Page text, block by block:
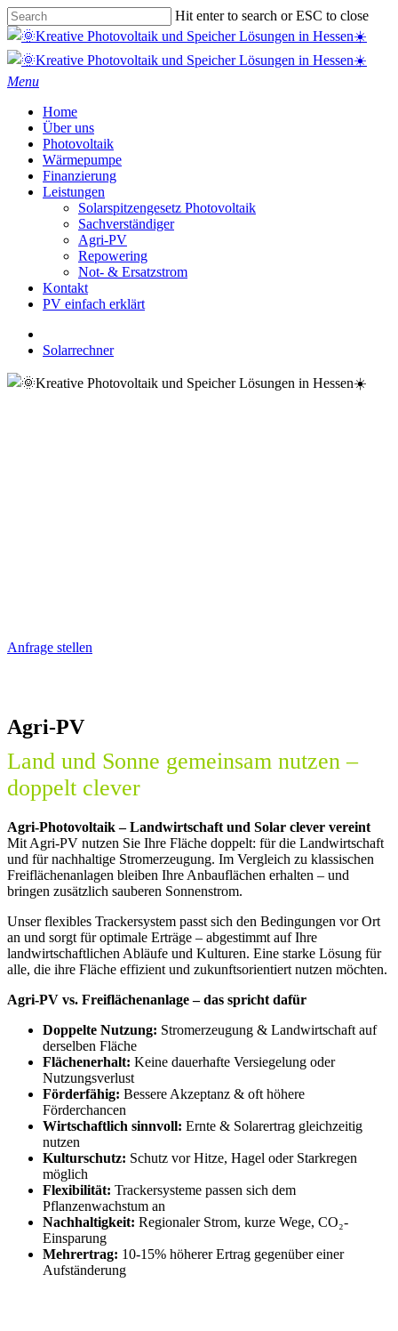
Skip
to
main
content
Hit enter to search or ESC to close
Close
Search
Menu
Home
Über uns
Photovoltaik
Wärmepumpe
Finanzierung
Leistungen
Solarspitzengesetz Photovoltaik
Sachverständiger
Agri-PV
Repowering
Not- & Ersatzstrom
Kontakt
PV einfach erklärt
Solarrechner
Anfrage stellen
Agri-PV
Land und Sonne gemeinsam nutzen –
doppelt clever
Agri-Photovoltaik – Landwirtschaft und Solar clever vereint
Mit Agri-PV nutzen Sie Ihre Fläche doppelt: für die Landwirtschaft
und für nachhaltige Stromerzeugung. Im Vergleich zu klassischen
Freiflächenanlagen bleiben Ihre Anbauflächen erhalten – und
bringen zusätzlich sauberen Sonnenstrom.
Unser flexibles Trackersystem passt sich den Bedingungen vor Ort
an und sorgt für optimale Erträge – abgestimmt auf Ihre
landwirtschaftlichen Abläufe und Kulturen. Eine starke Lösung für
alle, die ihre Fläche effizient und zukunftsorientiert nutzen möchten.
Agri-PV vs. Freiflächenanlage – das spricht dafür
Doppelte Nutzung: Stromerzeugung & Landwirtschaft auf
derselben Fläche
Flächenerhalt: Keine dauerhafte Versiegelung oder
Nutzungsverlust
Förderfähig: Bessere Akzeptanz & oft höhere
Förderchancen
Wirtschaftlich sinnvoll: Ernte & Solarertrag gleichzeitig
nutzen
Kulturschutz: Schutz vor Hitze, Hagel oder Starkregen
möglich
Flexibilität: Trackersysteme passen sich dem
Pflanzenwachstum an
Nachhaltigkeit: Regionaler Strom, kurze Wege, CO₂-
Einsparung
Mehrertrag: 10-15% höherer Ertrag gegenüber einer
Aufständerung